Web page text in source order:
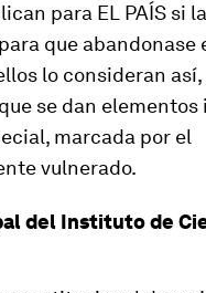
para EL PAÍS si
que abandonase
lo consideran
se dan elementos
marcada por el
vulnerado.
del Instituto de